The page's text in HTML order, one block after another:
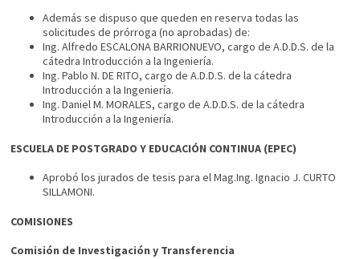
Además se dispuso que queden en reserva todas las
solicitudes de prórroga (no aprobadas) de:
Ing. Alfredo ESCALONA BARRIONUEVO, cargo de A.D.D.S. de la
cátedra Introducción a la Ingeniería.
Ing. Pablo N. DE RITO, cargo de A.D.D.S. de la cátedra
Introducción a la Ingeniería.
Ing. Daniel M. MORALES, cargo de A.D.D.S. de la cátedra
Introducción a la Ingeniería.
ESCUELA DE POSTGRADO Y EDUCACIÓN CONTINUA (EPEC)
Aprobó los jurados de tesis para el Mag.Ing. Ignacio J. CURTO
SILLAMONI.
COMISIONES
Comisión de Investigación y Transferencia